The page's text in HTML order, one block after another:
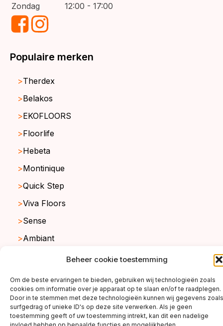
Beheer cookie toestemming
Om de beste ervaringen te bieden, gebruiken wij technologieën zoals
cookies om informatie over je apparaat op te slaan en/of te raadplegen.
Door in te stemmen met deze technologieën kunnen wij gegevens zoals
surfgedrag of unieke ID's op deze site verwerken. Als je geen
toestemming geeft of uw toestemming intrekt, kan dit een nadelige
Zondag
12:00 - 17:00
Populaire merken
Therdex
Belakos
EKOFLOORS
Floorlife
Hebeta
Montinique
Quick Step
Viva Floors
Sense
Ambiant
copyright ©2026